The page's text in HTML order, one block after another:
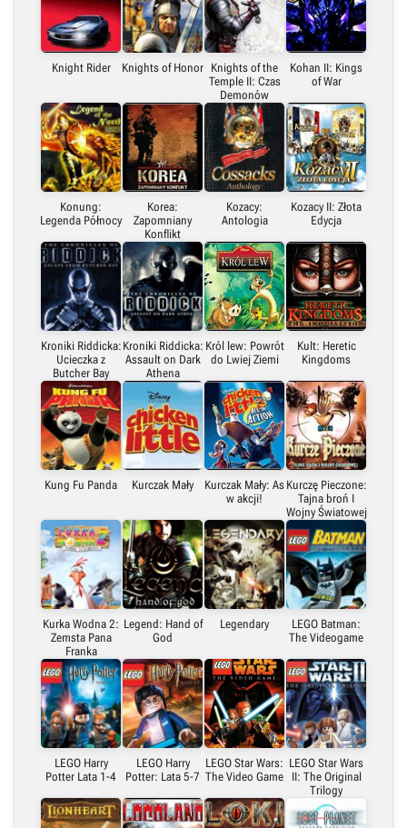
Knight Rider Knights of Honor Knights of the
Temple II: Czas
Demonów
Kohan II: Kings
of War
Konung:
Legenda Północy
Korea:
Zapomniany
Konflikt
Kozacy:
Antologia
Kozacy II: Złota
Edycja
Kroniki Riddicka:
Ucieczka z
Butcher Bay
Kroniki Riddicka:
Assault on Dark
Athena
Król lew: Powrót
do Lwiej Ziemi
Kult: Heretic
Kingdoms
Kung Fu Panda Kurczak Mały
Kurczak Mały: As
w akcji!
Kurczę Pieczone:
Tajna broń I
Wojny Światowej
Kurka Wodna 2:
Zemsta Pana
Franka
Legend: Hand of
God
Legendary
LEGO Batman:
The Videogame
LEGO Harry
Potter Lata 1-4
LEGO Harry
Potter: Lata 5-7
LEGO Star Wars:
The Video Game
LEGO Star Wars
II: The Original
Trilogy